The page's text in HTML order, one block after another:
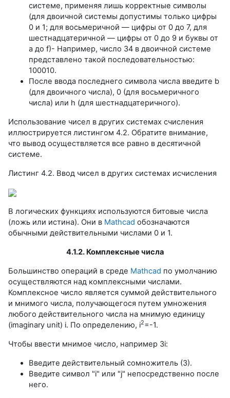
системе, применяя лишь корректные символы
(для двоичной системы допустимы только цифры
0 и 1; для восьмеричной — цифры от 0 до 7, для
шестнадцатеричной — цифры от 0 до 9 и буквы от
а до f)- Например, число 34 в двоичной системе
представлено такой последовательностью:
100010.
После ввода последнего символа числа введите b
(для двоичного числа), 0 (для восьмеричного
числа) или h (для шестнадцатеричного).
Использование чисел в других системах счисления
иллюстрируется листингом 4.2. Обратите внимание,
что вывод осуществляется все равно в десятичной
системе.
Листинг 4.2. Ввод чисел в других системах исчисления
В логических функциях используются битовые числа
(ложь или истина). Они в Mathcad обозначаются
обычными действительными числами 0 и 1.
4.1.2. Комплексные числа
Большинство операций в среде Mathcad по умолчанию
осуществляются над комплексными числами.
Комплексное число является суммой действительного
и мнимого числа, получающегося путем умножения
любого действительного числа на мнимую единицу
(imaginary unit) i. По определению, i2=-1.
Чтобы ввести мнимое число, например 3i:
Введите действительный сомножитель (3).
Введите символ "i" или "j" непосредственно после
него.